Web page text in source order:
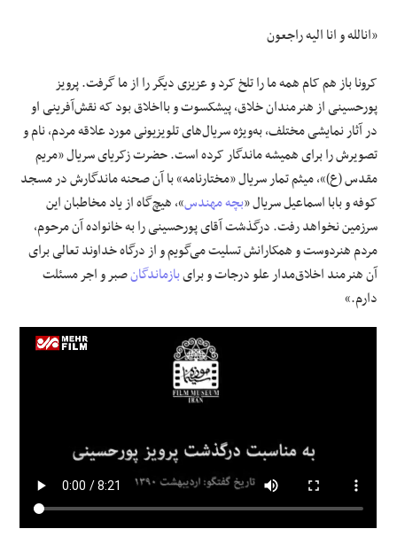
«انالله و انا الیه راجعون
کرونا باز هم کام همه ما را تلخ کرد و عزیزی دیگر را از ما گرفت. پرویز
پورحسینی از هنرمندان خلاق، پیشکسوت و بااخلاق بود که نقش‌آفرینی او
در آثار نمایشی مختلف، به‌ویژه سریال‌های تلویزیونی مورد علاقه مردم، نام و
تصویرش را برای همیشه ماندگار کرده است. حضرت زکریای سریال «مریم
مقدس (ع)»، میثم تمار سریال «مختارنامه» با آن صحنه ماندگارش در مسجد
کوفه و بابا اسماعیل سریال «بچه مهندس»، هیچ‌گاه از یاد مخاطبان این
سرزمین نخواهد رفت. درگذشت آقای پورحسینی را به خانواده آن مرحوم،
مردم هنردوست و همکارانش تسلیت می‌گویم و از درگاه خداوند تعالی برای
آن هنرمند اخلاق‌مدار علو درجات و برایبازماندگانصبر و اجر مسئلت
دارم.»